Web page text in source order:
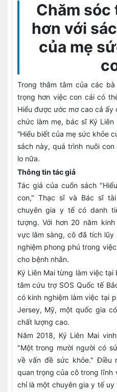
Chăm sóc
hơn với
của mẹ
Trong thâm tâm của các
trọng hơn việc con cái có
Hiểu được ước mơ cao cả
chức làm mẹ, bác sĩ Ký
“Hiểu biết của mẹ sức khỏe
sách này, quá trình nuôi
lo nữa.
Thông tin tác giả
Tác giả của cuốn sách
con," Thạc sĩ và Bác sĩ
chuyên gia y tế có danh
tượng. Với hơn 20 năm
vực lâm sàng, cô đã tích
nghiệm phong phú trong
cho bệnh nhân.
Ký Liên Mai từng làm việc tại
tâm cứu trợ SOS Quốc tế
có kinh nghiệm làm việc tại
Jersey, Mỹ, một quốc gia
chất lượng cao.
Năm 2018, Ký Liên Mai
"Một trong mười người có
về vấn đề sức khỏe." Điều
quan trọng của cô trong lĩnh
chỉ là một chuyên gia y tế